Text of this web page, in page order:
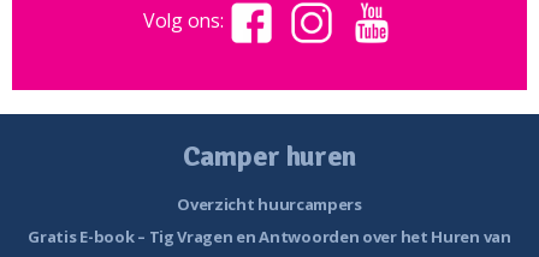
Volg ons:
Camper huren
Overzicht huurcampers
Gratis E-book – Tig Vragen en Antwoorden over het Huren van